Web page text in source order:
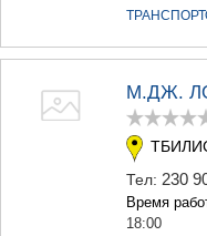
М.ДЖ.
Тел: 230
Время
18:00